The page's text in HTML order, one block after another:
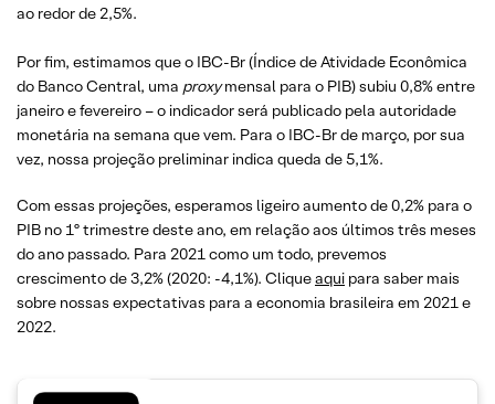
ao redor de 2,5%.
Por fim, estimamos que o IBC-Br (Índice de Atividade Econômica
do Banco Central, uma proxymensal para o PIB) subiu 0,8% entre
janeiro e fevereiro – o indicador será publicado pela autoridade
monetária na semana que vem. Para o IBC-Br de março, por sua
vez, nossa projeção preliminar indica queda de 5,1%.
Com essas projeções, esperamos ligeiro aumento de 0,2% para o
PIB no 1º trimestre deste ano, em relação aos últimos três meses
do ano passado. Para 2021 como um todo, prevemos
crescimento de 3,2% (2020: -4,1%). Cliqueaqui para saber mais
sobre nossas expectativas para a economia brasileira em 2021 e
2022.